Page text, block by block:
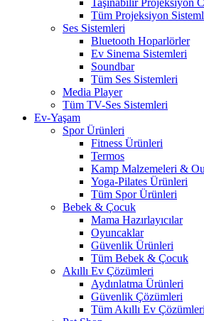
Taşınabilir Projeksiyon
Tüm Projeksiyon
Ses Sistemleri
Bluetooth Hoparlörler
Ev Sinema Sistemleri
Soundbar
Tüm Ses Sistemleri
Media Player
Tüm TV-Ses Sistemleri
Ev-Yaşam
Spor Ürünleri
Fitness Ürünleri
Termos
Kamp Malzemeleri &
Yoga-Pilates Ürünleri
Tüm Spor Ürünleri
Bebek & Çocuk
Mama Hazırlayıcılar
Oyuncaklar
Güvenlik Ürünleri
Tüm Bebek & Çocuk
Akıllı Ev Çözümleri
Aydınlatma Ürünleri
Güvenlik Çözümleri
Tüm Akıllı Ev Çözümleri